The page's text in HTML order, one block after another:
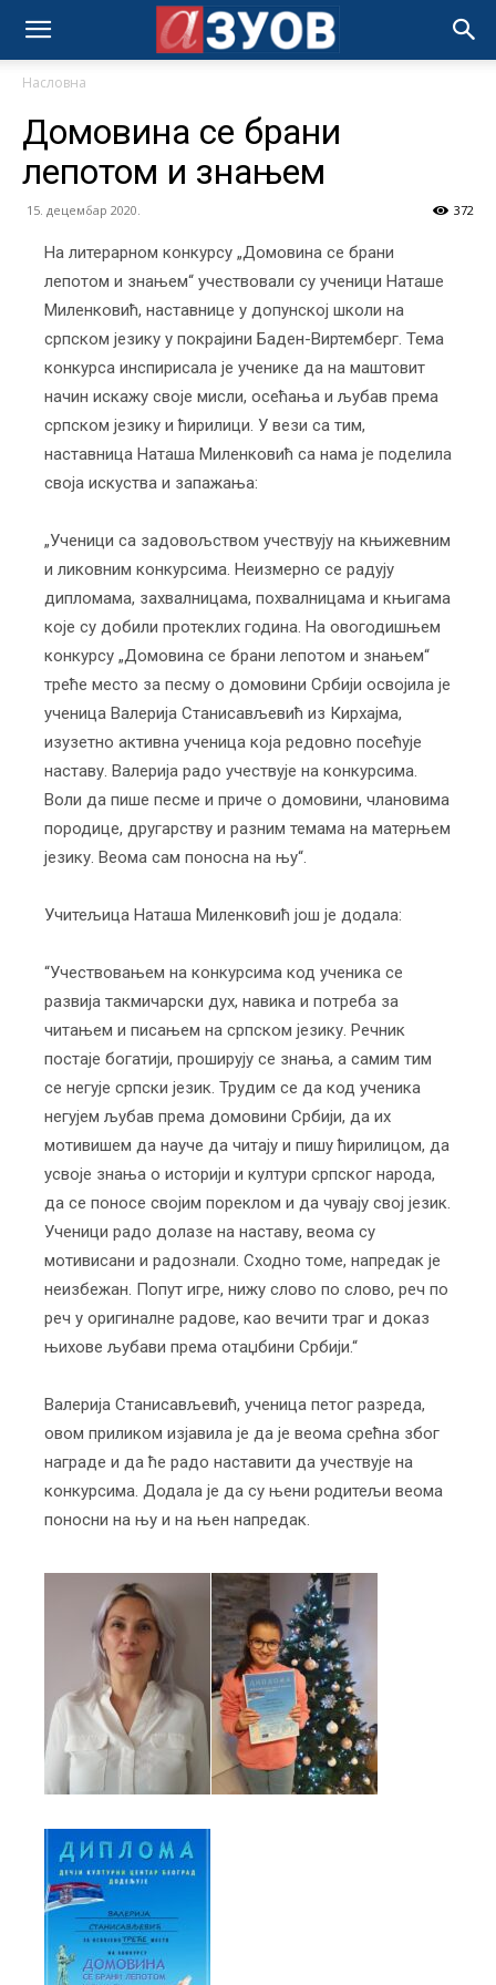
Насловна
Домовина се брани
лепотом и знањем
15. децембар 2020. 372
На литерарном конкурсу „Домовина се брани
лепотом и знањем“ учествовали су ученици Наташе
Миленковић, наставнице у допунској школи на
српском језику у покрајини Баден-Виртемберг. Тема
конкурса инспирисала је ученике да на маштовит
начин искажу своје мисли, осећања и љубав према
српском језику и ћирилици. У вези са тим,
наставница Наташа Миленковић са нама је поделила
своја искуства и запажања:
„Ученици са задовољством учествују на књижевним
и ликовним конкурсима. Неизмерно се радују
дипломама, захвалницама, похвалницама и књигама
које су добили протеклих година. На овогодишњем
конкурсу „Домовина се брани лепотом и знањем“
треће место за песму о домовини Србији освојила је
ученица Валерија Станисављевић из Кирхајма,
изузетно активна ученица која редовно посећује
наставу. Валерија радо учествује на конкурсима.
Воли да пише песме и приче о домовини, члановима
породице, другарству и разним темама на матерњем
језику. Веома сам поносна на њу“.
Учитељица Наташа Миленковић још је додала:
“Учествовањем на конкурсима код ученика се
развија такмичарски дух, навика и потреба за
читањем и писањем на српском језику. Речник
постаје богатији, проширују се знања, а самим тим
се негује српски језик. Трудим се да код ученика
негујем љубав према домовини Србији, да их
мотивишем да науче да читају и пишу ћирилицом, да
усвоје знања о историји и култури српског народа,
да се поносе својим пореклом и да чувају свој језик.
Ученици радо долазе на наставу, веома су
мотивисани и радознали. Сходно томе, напредак је
неизбежан. Попут игре, нижу слово по слово, реч по
реч у оригиналне радове, као вечити траг и доказ
њихове љубави према отаџбини Србији.“
Валерија Станисављевић, ученица петог разреда,
овом приликом изјавила је да је веома срећна због
награде и да ће радо наставити да учествује на
конкурсима. Додала је да су њени родитељи веома
поносни на њу и на њен напредак.